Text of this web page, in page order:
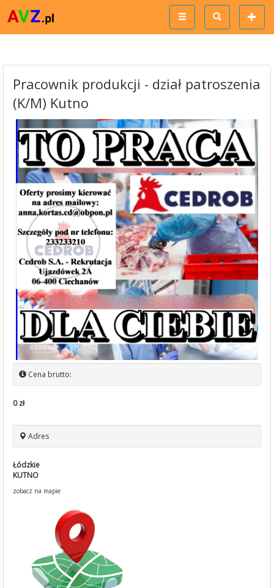
Pracownik produkcji - dział patroszenia
(K/M) Kutno
Cena brutto:
0 zł
Adres
Łódzkie
KUTNO
zobacz na mapie